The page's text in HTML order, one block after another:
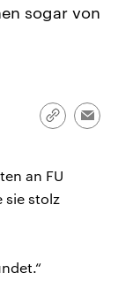
Einfluss auf
Weltgeschehen.
sogar von
Link
an FU
sie stolz